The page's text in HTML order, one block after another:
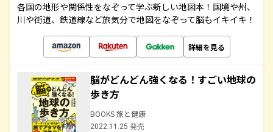
各国の地形や関係性をなぞって学ぶ新しい地図本！国境や州、
川や街道、鉄道線など旅気分で地図をなぞって脳もイキイキ！
詳細を見る
脳がどんどん強くなる！すごい地球の
歩き方
BOOKS 旅と健康
2022.11.25 発売